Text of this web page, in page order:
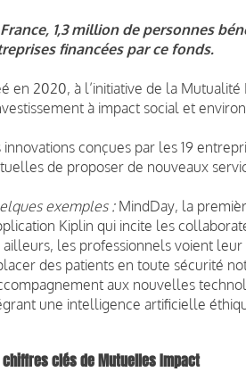
1,3 million de personnes
financées par ce fonds.
en 2020, à l’initiative de la
à impact social et
innovations conçues par les 19
de proposer de nouveaux
exemples :MindDay, la
Kiplin qui incite les
ailleurs, les professionnels voient
des patients en toute sécurité
aux nouvelles
une intelligence artificielle
chiffres clés de Mutuelles Impact